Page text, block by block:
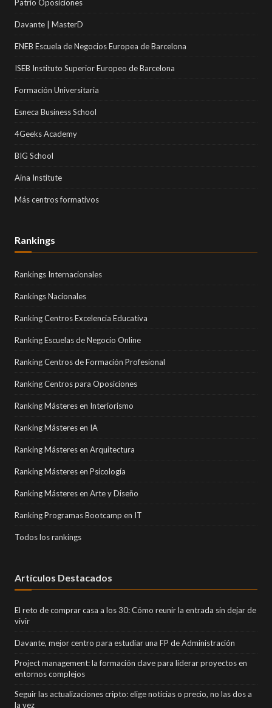
Patrio Oposiciones
Davante | MasterD
ENEB Escuela de Negocios Europea de Barcelona
ISEB Instituto Superior Europeo de Barcelona
Formación Universitaria
Esneca Business School
4Geeks Academy
BIG School
Aina Institute
Más centros formativos
Rankings
Rankings Internacionales
Rankings Nacionales
Ranking Centros Excelencia Educativa
Ranking Escuelas de Negocio Online
Ranking Centros de Formación Profesional
Ranking Centros para Oposiciones
Ranking Másteres en Interiorismo
Ranking Másteres en IA
Ranking Másteres en Arquitectura
Ranking Másteres en Psicología
Ranking Másteres en Arte y Diseño
Ranking Programas Bootcamp en IT
Todos los rankings
Artículos Destacados
El reto de comprar casa a los 30: Cómo reunir la entrada sin dejar de
vivir
Davante, mejor centro para estudiar una FP de Administración
Project management: la formación clave para liderar proyectos en
entornos complejos
Seguir las actualizaciones cripto: elige noticias o precio, no las dos a
la vez